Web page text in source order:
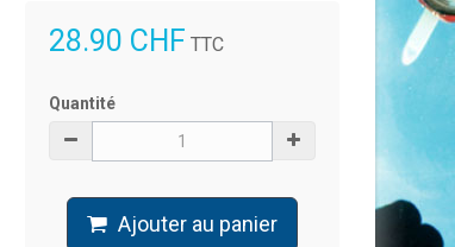
28.90 CHF TTC
Quantité
Ajouter au panier